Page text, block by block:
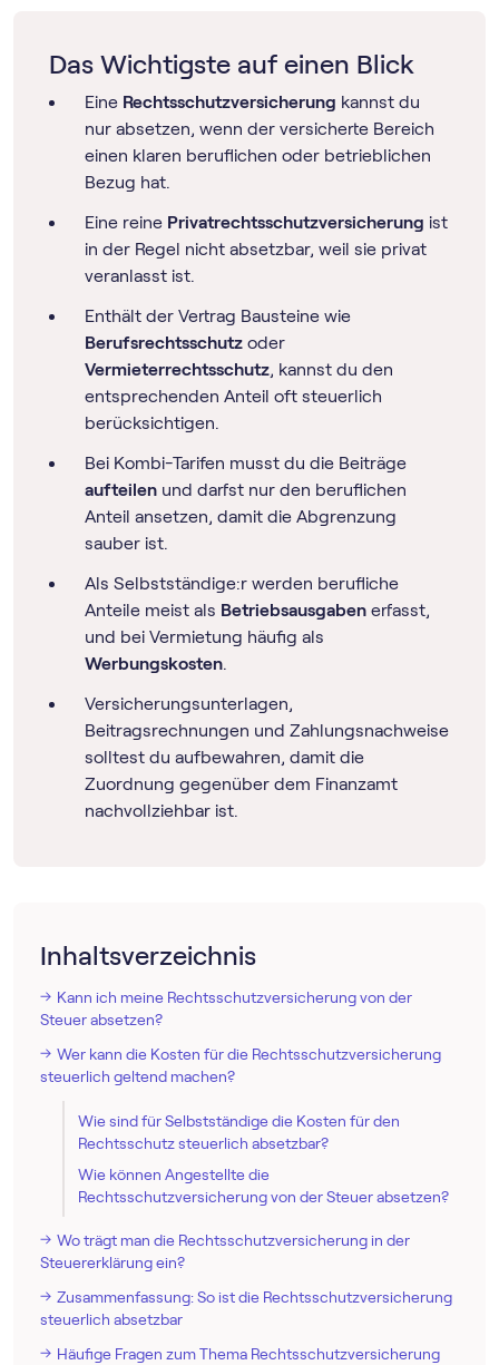
Das Wichtigste auf einen Blick
Eine Rechtsschutzversicherung kannst du
nur absetzen, wenn der versicherte Bereich
einen klaren beruflichen oder betrieblichen
Bezug hat.
Eine reine Privatrechtsschutzversicherung ist
in der Regel nicht absetzbar, weil sie privat
veranlasst ist.
Enthält der Vertrag Bausteine wie
Berufsrechtsschutz oder
Vermieterrechtsschutz, kannst du den
entsprechenden Anteil oft steuerlich
berücksichtigen.
Bei Kombi-Tarifen musst du die Beiträge
aufteilen und darfst nur den beruflichen
Anteil ansetzen, damit die Abgrenzung
sauber ist.
Als Selbstständige:r werden berufliche
Anteile meist als Betriebsausgaben erfasst,
und bei Vermietung häufig als
Werbungskosten.
Versicherungsunterlagen,
Beitragsrechnungen und Zahlungsnachweise
solltest du aufbewahren, damit die
Zuordnung gegenüber dem Finanzamt
nachvollziehbar ist.
Inhaltsverzeichnis
Kann ich meine Rechtsschutzversicherung von der
Steuer absetzen?
Wer kann die Kosten für die Rechtsschutzversicherung
steuerlich geltend machen?
Wie sind für Selbstständige die Kosten für den
Rechtsschutz steuerlich absetzbar?
Wie können Angestellte die
Rechtsschutzversicherung von der Steuer absetzen?
Wo trägt man die Rechtsschutzversicherung in der
Steuererklärung ein?
Zusammenfassung: So ist die Rechtsschutzversicherung
steuerlich absetzbar
Häufige Fragen zum Thema Rechtsschutzversicherung